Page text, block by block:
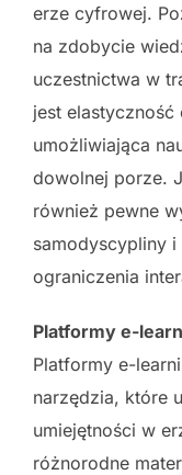
erze cyfrowej.
na zdobycie
uczestnictwa w
jest elastyczność
umożliwiająca
dowolnej porze.
również pewne
samodyscypliny
ograniczenia
Platformy e-
Platformy e-
narzędzia, które
umiejętności w
różnorodne